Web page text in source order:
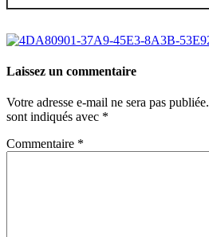
Laissez un commentaire
Votre adresse e-mail ne sera pas publiée.
sont indiqués avec *
Commentaire *